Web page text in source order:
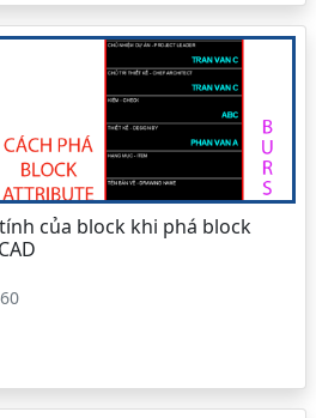
của block khi phá block